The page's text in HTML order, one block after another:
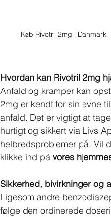
Køb Rivotril 2mg i Danmark
Hvordan kan Rivotril 2mg
Anfald og kramper kan
2mg er kendt for sin evne
anfald. Det er vigtigt at
hurtigt og sikkert via Livs
helbredsproblemer på. Vil
klikke ind på vores
Sikkerhed, bivirkninger og
Ligesom andre
følge den ordinerede